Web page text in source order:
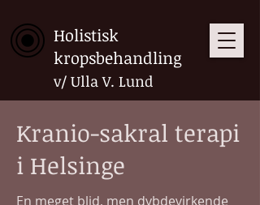
Holistisk
kropsbehandling
v/ Ulla V. Lund
Kranio-sakral terapi
i Helsinge
En meget blid, men dybdevirkende